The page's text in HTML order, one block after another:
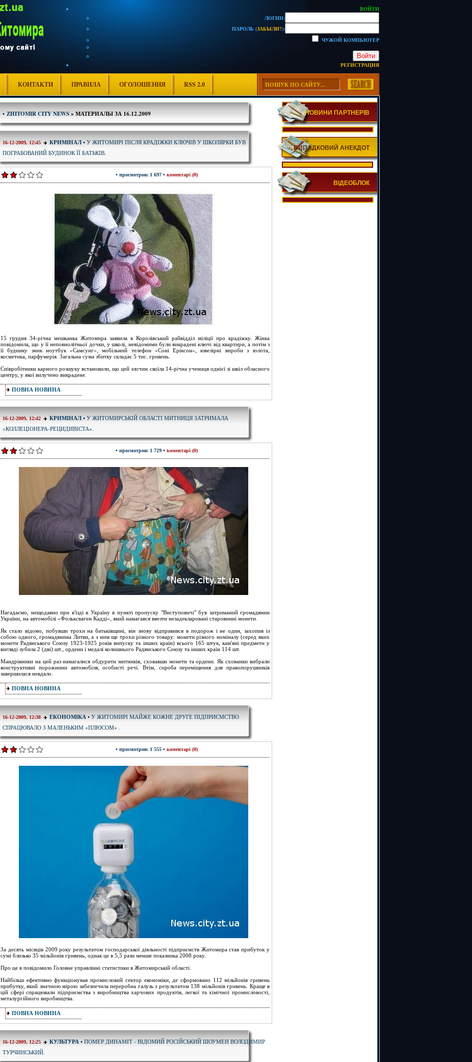
ВОЙТИ
ЛОГИН:
ПАРОЛЬ (ЗАБЫЛИ?):
ЧУЖОЙ КОМПЬЮТЕР
Войти
РЕГИСТРАЦИЯ
КОНТАКТИ ПРАВИЛА ОГОЛОШЕННЯ RSS 2.0
• ZHITOMIR CITY NEWS» МАТЕРИАЛЫ ЗА 16.12.2009
16-12-2009, 12:45 КРИМІНАЛ • У ЖИТОМИРІ ПІСЛЯ КРАДІЖКИ КЛЮЧІВ У ШКОЛЯРКИ БУВ
ПОГРАБОВАНИЙ БУДИНОК ЇЇ БАТЬКІВ.
• просмотров: 1 697 • коментарі (0)
15 грудня 34-річна мешканка Житомира заявила в Королівський райвідділ міліції про крадіжку. Жінка
повідомила, що у її неповнолітньої дочки, у школі, невідомими були викрадені ключі від квартири, а потім з
її будинку зник ноутбук «Самсунг», мобільний телефон «Соні Еріксон», ювелірні вироби з золота,
косметика, парфумерія. Загальна сума збитку складає 5 тис. гривень.
Співробітники карного розшуку встановили, що цей злочин скоїла 14-річна учениця однієї зі шкіл обласного
центру, у якої вилучено викрадене.
ПОВНА НОВИНА
16-12-2009, 12:42 КРИМІНАЛ • У ЖИТОМИРСЬКІЙ ОБЛАСТІ МИТНИЦЯ ЗАТРИМАЛА
«КОЛЛЕЦІОНЕРА-РЕЦИДИВІСТА».
• просмотров: 1 729 • коментарі (0)
Нагадаємо, нещодавно при в'їзді в Україну в пункті пропуску "Виступовичі" був затриманий громадянин
України, на автомобілі «Фольксваген Кадді», який намагався ввезти незадекларовані старовинні монети.
Як стало відомо, побувши трохи на батьківщині, він знову відправився в подорож і не один, захопив із
собою одного, громадянина Литви, а з ним ще трохи різного товару: монети різного номіналу (серед яких
монети Радянського Союзу 1923-1925 років випуску та інших країн) всього 165 штук, кам'яні предмети у
вигляді зубила 2 (дві) шт., ордени і медалі колишнього Радянського Союзу та інших країн 114 шт.
Мандрівники на цей раз намагалися обдурити митників, сховавши монети та ордени. Як схованки вибрали
конструктивні порожнини автомобіля, особисті речі. Втім, спроба переміщення для правопорушників
завершилася невдало.
ПОВНА НОВИНА
16-12-2009, 12:38 ЕКОНОМІКА • У ЖИТОМИРІ МАЙЖЕ КОЖНЕ ДРУГЕ ПІДПРИЄМСТВО
СПРАЦЮВАЛО З МАЛЕНЬКИМ «ПЛЮСОМ» .
• просмотров: 1 555 • коментарі (0)
За десять місяців 2009 року результатом господарської діяльності підприємств Житомира став прибуток у
сумі близько 35 мільйонів гривень, однак це в 5,5 рази менше показника 2008 року.
Про це в повідомило Головне управлінні статистики в Житомирській області.
Найбільш ефективно функціонував промисловий сектор економіки, де сформовано 112 мільйонів гривень
прибутку, який значною мірою забезпечила переробна галузь з результатом 138 мільйонів гривень. Краще в
цій сфері спрацювали підприємства з виробництва харчових продуктів, легкої та хімічної промисловості,
металургійного виробництва.
ПОВНА НОВИНА
16-12-2009, 12:25 КУЛЬТУРА • ПОМЕР ДИНАМІТ - ВІДОМИЙ РОСІЙСЬКИЙ ШОУМЕН ВОЛОДИМИР
ТУРЧИНСЬКИЙ.
НОВИНИ ПАРТНЕРІВ
ВИПАДКОВИЙ АНЕКДОТ
ВІДЕОБЛОК